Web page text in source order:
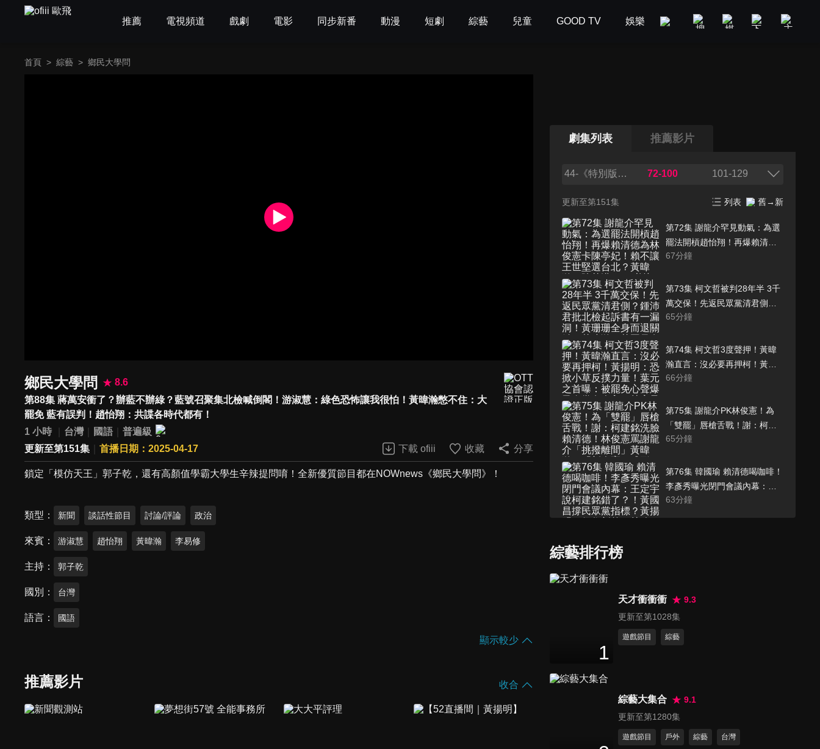
推薦 電視頻道 戲劇 電影 同步新番 動漫 短劇 綜藝 兒童 GOOD TV 娛樂 美食旅遊 新聞政論
首頁 > 綜藝 > 鄉民大學問
鄉民大學問
8.6
第88集 蔣萬安衝了？辦藍不辦綠？藍號召聚集北檢喊倒閣！游淑慧：綠色恐怖讓我很怕！黃暐瀚憋不住：大
罷免 藍有誤判！趙怡翔：共諜各時代都有！
1 小時
台灣 國語
普遍級
更新至第151集
首播日期：2025-04-17 下載 ofiii 收藏 分享
鎖定「模仿天王」郭子乾，還有高顏值學霸大學生辛辣提問唷！全新優質節目都在NOWnews《鄉民大學問》！
類型 新聞 談話性節目 討論/評論 政治
來賓 游淑慧 趙怡翔 黃暐瀚 李易修
主持 郭子乾
國別 台灣
語言 國語
顯示較少
推薦影片 收合
劇集列表 推薦影片
44-《特別版》獨家/江啟臣下一步劍指台中市長 霸氣回：
72-100 101-129
更新至第151集 列表 舊→新
第72集 謝龍介罕見動氣：為選
罷法開槓趙怡翔！再爆賴清德
為林俊憲卡陳亭妃！賴不讓王
2027必接閣揆？柯文哲被民進
黨帶壞？
67分鐘
第73集 柯文哲被判28年半 3千
萬交保！先返民眾黨清君側？
鍾沛君批北檢起訴書有一漏
暐瀚：黃國昌有機會上位！陳
柏惟：一人政黨危機四伏
65分鐘
第74集 柯文哲3度聲押！黃暐
瀚直言：沒必要再押柯！黃揚
明：恐掀小草反撲力量！葉元
有介入！林亮君批民眾黨Excel
就是現代版柯P帳本！
66分鐘
第75集 謝龍介PK林俊憲！為
「雙罷」唇槍舌戰！謝：柯建
銘洗臉賴清德！林俊憲罵謝龍
介憲」成形！黃益中歎：台南
需要清創！
65分鐘
第76集 韓國瑜 賴清德喝咖啡！
李彥秀曝光閉門會議內幕：王
定宇說柯建銘錯了？！黃國昌
63分鐘
沒了？林亮君：政府運作受影
響！
新春特輯｜立法院到底真打假
危險？徐弘庭挺葉元之選新
北？2026台南最激戰 許淑華脫
62分鐘
成績單？韓國瑜保衛戰？藍綠
到底誰在鬧事？吳崢開戰歷史
第79集 蔡正元爆火氣：大罷免
65 分鐘
綜藝排行榜
1
天才衝衝衝
9.3
更新至第1028集
遊戲節目 綜藝
綜藝大集合
9.1
更新至第1280集
遊戲節目 戶外 綜藝 台灣